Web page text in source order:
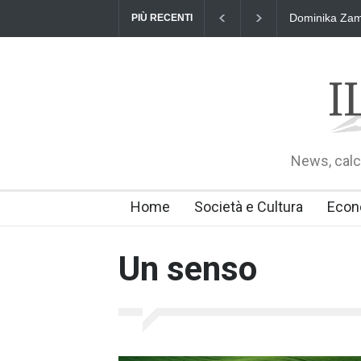
PIÙ RECENTI Dominika
News,
Home Società e Cultura
Un senso